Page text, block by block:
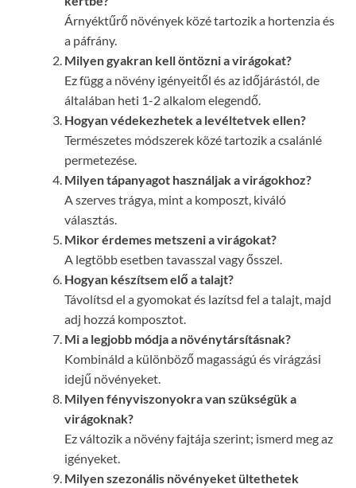
Árnyéktűrő növények közé tartozik a hortenzia és
a páfrány.
Milyen gyakran kell öntözni a virágokat?
Ez függ a növény igényeitől és az időjárástól, de
általában heti 1-2 alkalom elegendő.
Hogyan védekezhetek a levéltetvek ellen?
Természetes módszerek közé tartozik a csalánlé
permetezése.
Milyen tápanyagot használjak a virágokhoz?
A szerves trágya, mint a komposzt, kiváló
választás.
Mikor érdemes metszeni a virágokat?
A legtöbb esetben tavasszal vagy ősszel.
Hogyan készítsem elő a talajt?
Távolítsd el a gyomokat és lazítsd fel a talajt, majd
adj hozzá komposztot.
Mi a legjobb módja a növénytársításnak?
Kombináld a különböző magasságú és virágzási
idejű növényeket.
Milyen fényviszonyokra van szükségük a
virágoknak?
Ez változik a növény fajtája szerint; ismerd meg az
igényeket.
Milyen szezonális növényeket ültethetek